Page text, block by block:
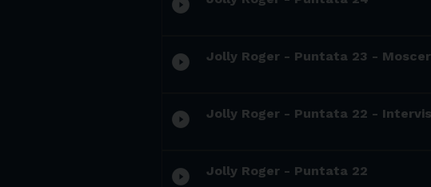
play_circle_filled
play_circle_filled Jolly Roger - Puntata 23 -
play_circle_filled Jolly Roger - Puntata 22 -
play_circle_filled Jolly Roger - Puntata 22